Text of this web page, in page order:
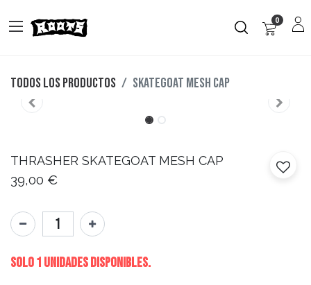
0
Todos los productos SKATEGOAT MESH CAP
THRASHER SKATEGOAT MESH CAP
39,00 €
Solo 1 Unidades disponibles.